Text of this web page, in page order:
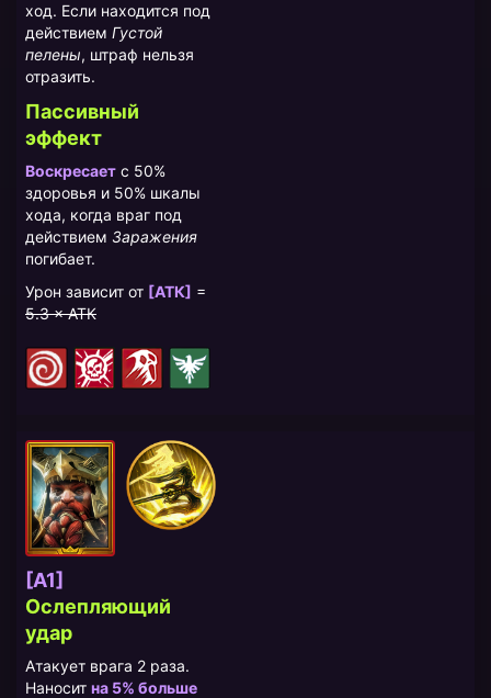
ход. Если находится под
действием Густой
пелены, штраф нельзя
отразить.
Пассивный
эффект
Воскресает с 50%
здоровья и 50% шкалы
хода, когда враг под
действием Заражения
погибает.
Урон зависит от [АТК] =
5.3 × АТК
[A1]
Ослепляющий
удар
Атакует врага 2 раза.
Наносит на 5% больше